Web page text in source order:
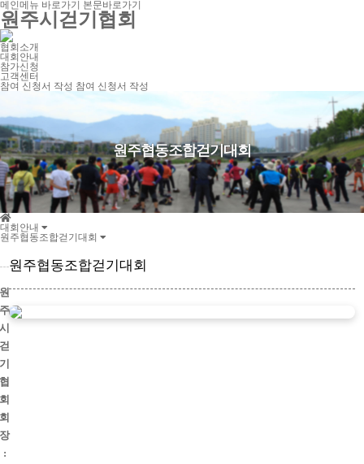
메인메뉴 바로가기 본문바로가기
원주시걷기협회
협회소개
대회안내
참가신청
고객센터
참여 신청서 작성 참여 신청서 작성
원주협동조합걷기대회
신바람원주전통시장걷기대회
생활체육한마음대제전
원주사랑(원주보물트레킹)
대회안내
원주협동조합걷기대회
원주협동조합걷기대회
원
주
시
걷
기
협
회
회
장
: